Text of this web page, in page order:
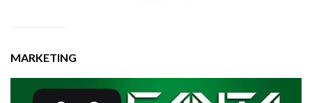
MARKETING